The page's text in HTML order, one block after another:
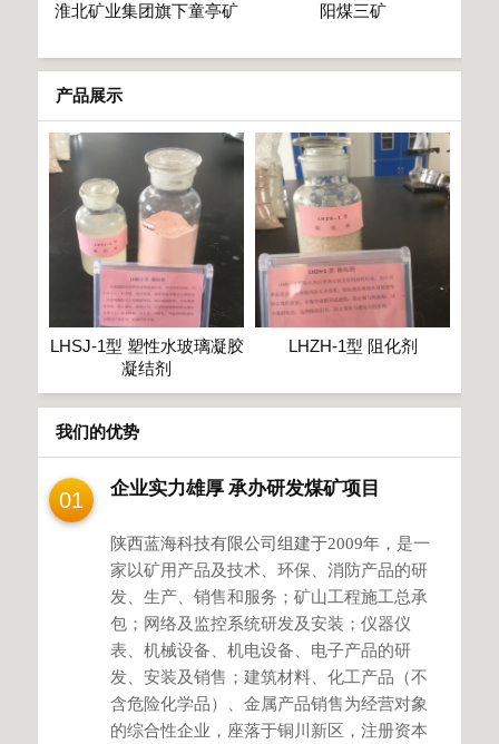
淮北矿业集团旗下童亭矿 阳煤三矿
产品展示
LHSJ-1型 塑性水玻璃凝胶
凝结剂
LHZH-1型 阻化剂
我们的优势
01 企业实力雄厚 承办研发煤矿项目
陕西蓝海科技有限公司组建于2009年， 是一
家以矿用产品及技术、环保、消防产品的研
发、生产、销售和服务；矿山工程施工总承
包；网络及监控系统研发及安装；仪器仪
表、机械设备、机电设备、电子产品的研
发、安装及销售；建筑材料、化工产品（不
含危险化学品）、金属产品销售为经营对象
的综合性企业，座落于铜川新区，注册资本